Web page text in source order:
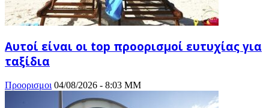
Αυτοί είναι οι top προορισμοί ευτυχίας για
ταξίδια
Προορισμοι 04/08/2026 - 8:03 ΜΜ